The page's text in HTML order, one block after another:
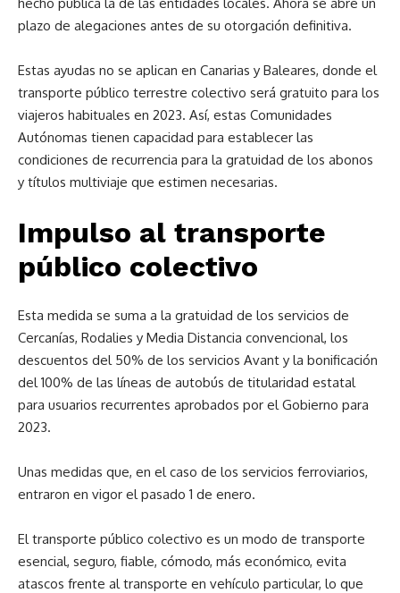
plazo de alegaciones antes de su otorgación definitiva.
Estas ayudas no se aplican en Canarias y Baleares, donde el
transporte público terrestre colectivo será gratuito para los
viajeros habituales en 2023. Así, estas Comunidades
Autónomas tienen capacidad para establecer las
condiciones de recurrencia para la gratuidad de los abonos
y títulos multiviaje que estimen necesarias.
Impulso al transporte
público colectivo
Esta medida se suma a la gratuidad de los servicios de
Cercanías, Rodalies y Media Distancia convencional, los
descuentos del 50% de los servicios Avant y la bonificación
del 100% de las líneas de autobús de titularidad estatal
para usuarios recurrentes aprobados por el Gobierno para
2023.
Unas medidas que, en el caso de los servicios ferroviarios,
entraron en vigor el pasado 1 de enero.
El transporte público colectivo es un modo de transporte
esencial, seguro, fiable, cómodo, más económico, evita
atascos frente al transporte en vehículo particular, lo que